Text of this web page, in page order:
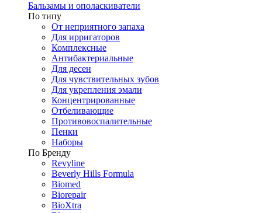
Бальзамы и ополаскиватели
По типу
От неприятного запаха
Для ирригаторов
Комплексные
Антибактериальные
Для десен
Для чувствительных зубов
Для укрепления эмали
Концентрированные
Отбеливающие
Противовоспалительные
Пенки
Наборы
По Бренду
Revyline
Beverly Hills Formula
Biomed
Biorepair
BioXtra